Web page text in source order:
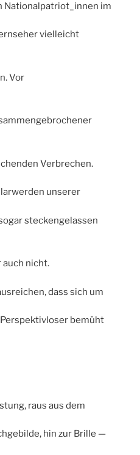
Nationalpatriot_innen im
vielleicht
Vor
Verbrechen.
unserer
steckengelassen
auch nicht.
dass sich um
bemüht
raus aus dem
hin zur Brille —